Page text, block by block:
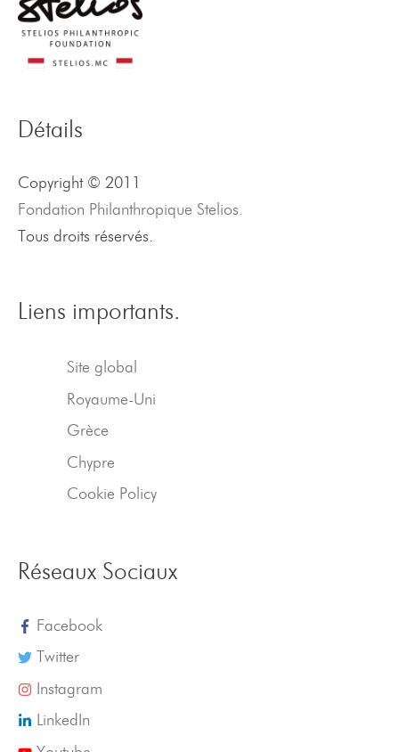
Détails
Copyright © 2011
Fondation Philanthropique Stelios.
Tous droits réservés.
Liens importants.
Site global
Royaume-Uni
Grèce
Chypre
Cookie Policy
Réseaux Sociaux
Facebook
Twitter
Instagram
LinkedIn